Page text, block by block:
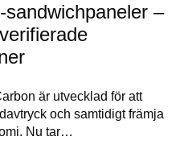
–
är utvecklad för att
och samtidigt främja
Nu tar…